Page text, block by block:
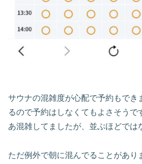
サウナの混雑度が心配で予約もでき
るので予約はしなくてもよさそうで
あ混雑してましたが、並ぶほどでは
ただ例外で朝に混んでることがあり